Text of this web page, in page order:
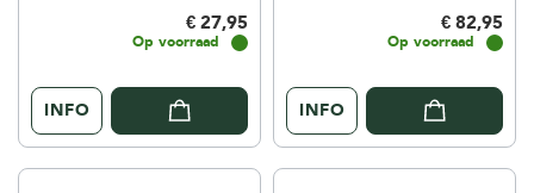
€ 27,95
Op voorraad
INFO
€ 82,95
Op voorraad
INFO